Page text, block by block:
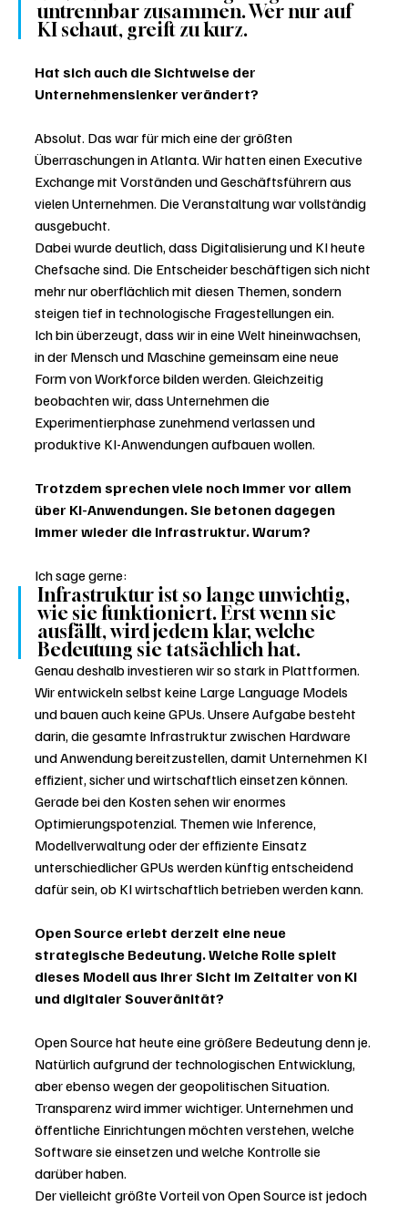
untrennbar zusammen. Wer nur auf
KI schaut, greift zu kurz.
Hat sich auch die Sichtweise der
Unternehmenslenker verändert?
Absolut. Das war für mich eine der größten
Überraschungen in Atlanta. Wir hatten einen Executive
Exchange mit Vorständen und Geschäftsführern aus
vielen Unternehmen. Die Veranstaltung war vollständig
ausgebucht.
Dabei wurde deutlich, dass Digitalisierung und KI heute
Chefsache sind. Die Entscheider beschäftigen sich nicht
mehr nur oberflächlich mit diesen Themen, sondern
steigen tief in technologische Fragestellungen ein.
Ich bin überzeugt, dass wir in eine Welt hineinwachsen,
in der Mensch und Maschine gemeinsam eine neue
Form von Workforce bilden werden. Gleichzeitig
beobachten wir, dass Unternehmen die
Experimentierphase zunehmend verlassen und
produktive KI-Anwendungen aufbauen wollen.
Trotzdem sprechen viele noch immer vor allem
über KI-Anwendungen. Sie betonen dagegen
immer wieder die Infrastruktur. Warum?
Ich sage gerne:
Infrastruktur ist so lange unwichtig,
wie sie funktioniert. Erst wenn sie
ausfällt, wird jedem klar, welche
Bedeutung sie tatsächlich hat.
Genau deshalb investieren wir so stark in Plattformen.
Wir entwickeln selbst keine Large Language Models
und bauen auch keine GPUs. Unsere Aufgabe besteht
darin, die gesamte Infrastruktur zwischen Hardware
und Anwendung bereitzustellen, damit Unternehmen KI
effizient, sicher und wirtschaftlich einsetzen können.
Gerade bei den Kosten sehen wir enormes
Optimierungspotenzial. Themen wie Inference,
Modellverwaltung oder der effiziente Einsatz
unterschiedlicher GPUs werden künftig entscheidend
dafür sein, ob KI wirtschaftlich betrieben werden kann.
Open Source erlebt derzeit eine neue
strategische Bedeutung. Welche Rolle spielt
dieses Modell aus Ihrer Sicht im Zeitalter von KI
und digitaler Souveränität?
Open Source hat heute eine größere Bedeutung denn je.
Natürlich aufgrund der technologischen Entwicklung,
aber ebenso wegen der geopolitischen Situation.
Transparenz wird immer wichtiger. Unternehmen und
öffentliche Einrichtungen möchten verstehen, welche
Software sie einsetzen und welche Kontrolle sie
darüber haben.
Der vielleicht größte Vorteil von Open Source ist jedoch